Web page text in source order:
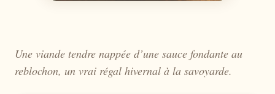
Une viande tendre nappée d’une sauce fondante au
reblochon, un vrai régal hivernal à la savoyarde.